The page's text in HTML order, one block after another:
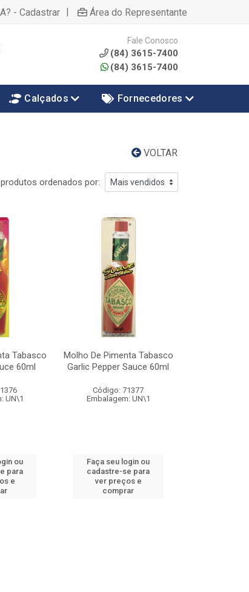
- Cadastrar | Área do Representante
Fale Conosco
(84) 3615-7400
(84) 3615-7400
Calçados Fornecedores
VOLTAR
ordenados por:
Tabasco
60ml
UN\1
ou
para
e
Molho De Pimenta Tabasco
Garlic Pepper Sauce 60ml
Código: 71377
Embalagem: UN\1
Faça seu login ou
cadastre-se para
ver preços e
comprar